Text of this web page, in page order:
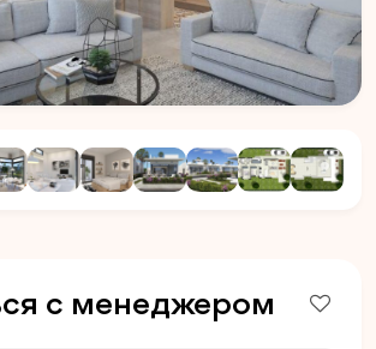
с менеджером